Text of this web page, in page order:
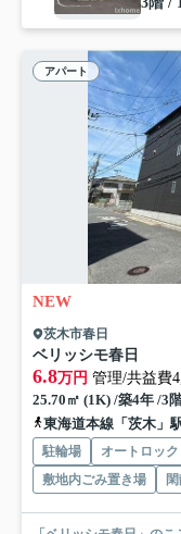
アパート
NEW
茨木市春日
ベリッシモ春日
6.8万円 管理/共益費
25.70㎡ (1K) /築4年 /3
東海道本線「茨木」
駐輪場 オートロック
敷地内ごみ置き場